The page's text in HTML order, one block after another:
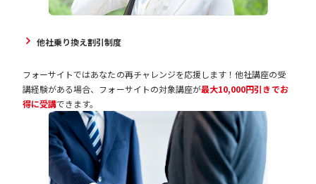
他社乗り換え割引制度
フォーサイトではあなたの再チャレンジを応援します！他社講座の受
講経験がある場合、フォーサイトの対象講座が最大10,000円引きでお
得に受講できます。